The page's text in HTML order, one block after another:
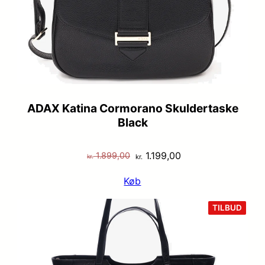
ADAX Katina Cormorano Skuldertaske
Black
kr.1.899,00 Den
pris
kr. 1.899,00.
kr.1.199,00Den
Køb
TILBUD
PÅ